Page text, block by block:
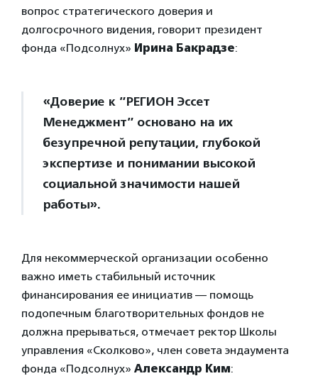
вопрос стратегического доверия и
долгосрочного видения, говорит президент
фонда «Подсолнух» Ирина Бакрадзе:
«Доверие к ”РЕГИОН Эссет
Менеджмент” основано на их
безупречной репутации, глубокой
экспертизе и понимании высокой
социальной значимости нашей
работы».
Для некоммерческой организации особенно
важно иметь стабильный источник
финансирования ее инициатив — помощь
подопечным благотворительных фондов не
должна прерываться, отмечает ректор Школы
управления «Сколково», член совета эндаумента
фонда «Подсолнух» Александр Ким: